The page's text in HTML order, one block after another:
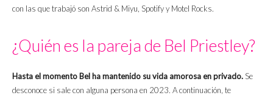
con las que trabajó son Astrid & Miyu, Spotify y Motel Rocks.
¿Quién es la pareja de Bel Priestley?
Hasta el momento Bel ha mantenido su vida amorosa en privado. Se
desconoce si sale con alguna persona en 2023. A continuación, te